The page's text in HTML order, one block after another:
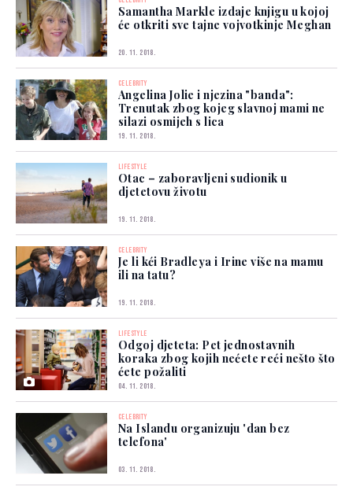
Samantha Markle izdaje knjigu u kojoj
će otkriti sve tajne vojvotkinje Meghan
20. 11. 2018.
CELEBRITY
Angelina Jolie i njezina "banda":
Trenutak zbog kojeg slavnoj mami ne
silazi osmijeh s lica
19. 11. 2018.
LIFESTYLE
Otac – zaboravljeni sudionik u
djetetovu životu
19. 11. 2018.
CELEBRITY
Je li kći Bradleya i Irine više na mamu
ili na tatu?
19. 11. 2018.
LIFESTYLE
Odgoj djeteta: Pet jednostavnih
koraka zbog kojih nećete reći nešto što
ćete požaliti
04. 11. 2018.
CELEBRITY
Na Islandu organizuju 'dan bez
telefona'
03. 11. 2018.